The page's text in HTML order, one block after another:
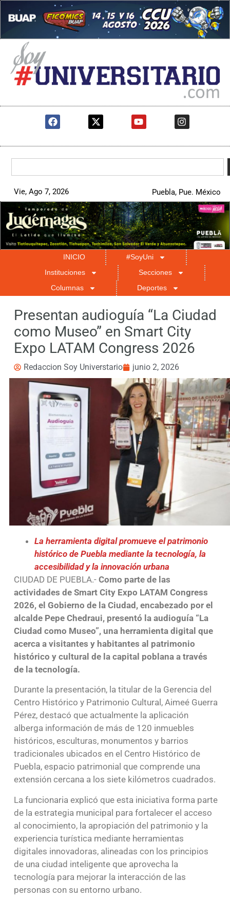
Vie, Ago 7, 2026 Puebla, Pue. México
INICIO
#SoyUni
Instituciones
Secciones
Columnas
Deportes
Presentan audioguía “La Ciudad
como Museo” en Smart City
Expo LATAM Congress 2026
Redaccion Soy Universtario junio 2, 2026
La herramienta digital promueve el patrimonio
histórico de Puebla mediante la tecnología, la
accesibilidad y la innovación urbana
CIUDAD DE PUEBLA.- Como parte de las
actividades de Smart City Expo LATAM Congress
2026, el Gobierno de la Ciudad, encabezado por el
alcalde Pepe Chedraui, presentó la audioguía “La
Ciudad como Museo”, una herramienta digital que
acerca a visitantes y habitantes al patrimonio
histórico y cultural de la capital poblana a través
de la tecnología.
Durante la presentación, la titular de la Gerencia del
Centro Histórico y Patrimonio Cultural, Aimeé Guerra
Pérez, destacó que actualmente la aplicación
alberga información de más de 120 inmuebles
históricos, esculturas, monumentos y barrios
tradicionales ubicados en el Centro Histórico de
Puebla, espacio patrimonial que comprende una
extensión cercana a los siete kilómetros cuadrados.
La funcionaria explicó que esta iniciativa forma parte
de la estrategia municipal para fortalecer el acceso
al conocimiento, la apropiación del patrimonio y la
experiencia turística mediante herramientas
digitales innovadoras, alineadas con los principios
de una ciudad inteligente que aprovecha la
tecnología para mejorar la interacción de las
personas con su entorno urbano.